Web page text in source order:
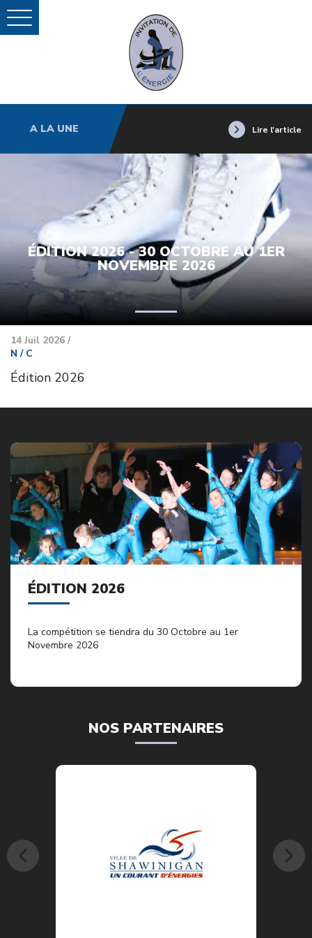
A LA UNE Lire l'article
ÉDITION 2026 - 30 OCTOBRE AU 1ER
NOVEMBRE 2026
14 Juil 2026 /
N / C
Édition 2026
ÉDITION 2026
La compétition se tiendra du 30 Octobre au 1er
Novembre 2026
NOS PARTENAIRES